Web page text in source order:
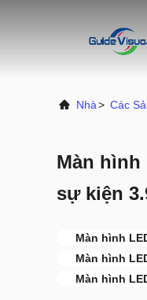
Nhà> Các
Màn hình
sự kiện
Màn hình
Màn hình
Màn hình